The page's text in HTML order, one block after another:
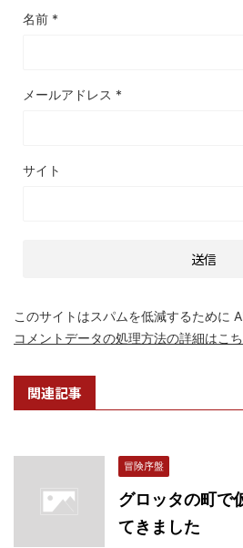
名前 *
メールアドレス *
サイト
このサイトはスパムを低減するために
コメントデータの処理方法の詳細はこ
関連記事
冒険序盤
グロッタの町で
てきました